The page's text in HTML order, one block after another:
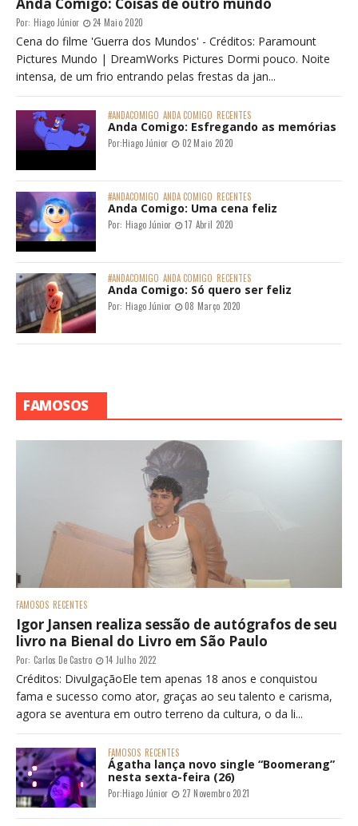
Por: Hiago Júnior 24 Maio 2020
Cena do filme 'Guerra dos Mundos' - Créditos: Paramount
Pictures Mundo | DreamWorks Pictures Dormi pouco. Noite
intensa, de um frio entrando pelas frestas da jan...
#ANDACOMIGO ANDA COMIGO RECENTES
Anda Comigo: Esfregando as memórias
Por:Hiago Júnior 02 Maio 2020
#ANDACOMIGO ANDA COMIGO RECENTES
Anda Comigo: Uma cena feliz
Por: Hiago Júnior 17 Abril 2020
#ANDACOMIGO ANDA COMIGO RECENTES
Anda Comigo: Só quero ser feliz
Por: Hiago Júnior 08 Março 2020
FAMOSOS
FAMOSOS RECENTES
Igor Jansen realiza sessão de autógrafos de seu
livro na Bienal do Livro em São Paulo
Por: Carlos De Castro 14 Julho 2022
Créditos: DivulgaçãoEle tem apenas 18 anos e conquistou
fama e sucesso como ator, graças ao seu talento e carisma,
agora se aventura em outro terreno da cultura, o da li...
FAMOSOS RECENTES
Ágatha lança novo single “Boomerang”
nesta sexta-feira (26)
Por:Hiago Júnior 27 Novembro 2021